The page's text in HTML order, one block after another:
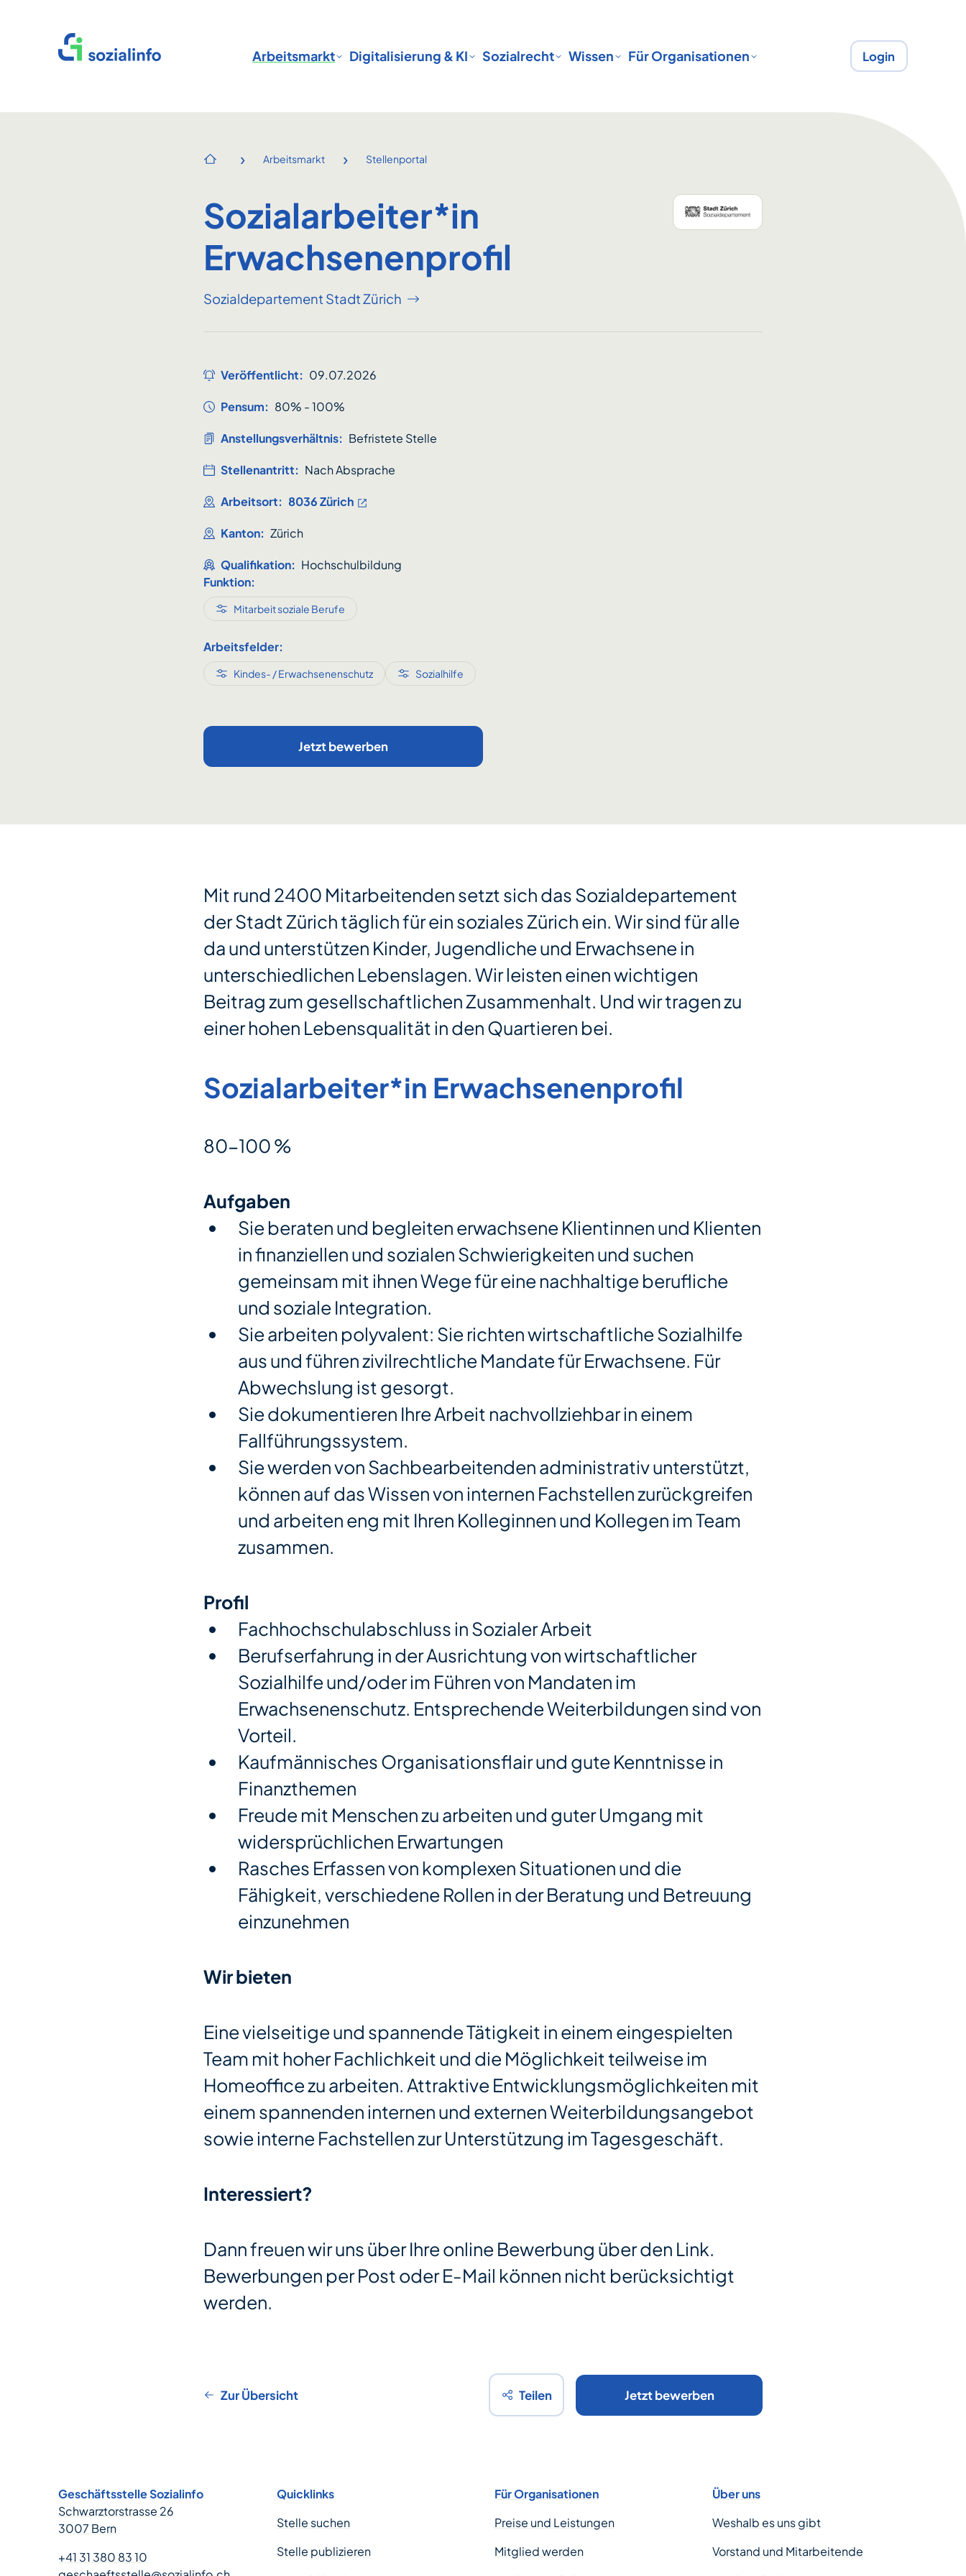
Startseite
Arbeitsmarkt Digitalisierung & KI Sozialrecht Wissen Für Organisationen Login
Startseite
› Arbeitsmarkt › Stellenportal
Sozialarbeiter*in
Erwachsenenprofil
Sozialdepartement Stadt Zürich
Veröffentlicht: 09.07.2026
Pensum: 80% - 100%
Anstellungsverhältnis: Befristete Stelle
Stellenantritt: Nach Absprache
Arbeitsort: 8036 Zürich
Kanton: Zürich
Qualifikation: Hochschulbildung
Funktion:
Mitarbeit soziale Berufe
Arbeitsfelder:
Kindes- / Erwachsenenschutz Sozialhilfe
Jetzt bewerben
Mit rund 2400 Mitarbeitenden setzt sich das Sozialdepartement
der Stadt Zürich täglich für ein soziales Zürich ein. Wir sind für alle
da und unterstützen Kinder, Jugendliche und Erwachsene in
unterschiedlichen Lebenslagen. Wir leisten einen wichtigen
Beitrag zum gesellschaftlichen Zusammenhalt. Und wir tragen zu
einer hohen Lebensqualität in den Quartieren bei.
Sozialarbeiter*in Erwachsenenprofil
80-100 %
Aufgaben
Sie beraten und begleiten erwachsene Klientinnen und Klienten
in finanziellen und sozialen Schwierigkeiten und suchen
gemeinsam mit ihnen Wege für eine nachhaltige berufliche
und soziale Integration.
Sie arbeiten polyvalent: Sie richten wirtschaftliche Sozialhilfe
aus und führen zivilrechtliche Mandate für Erwachsene. Für
Abwechslung ist gesorgt.
Sie dokumentieren Ihre Arbeit nachvollziehbar in einem
Fallführungssystem.
Sie werden von Sachbearbeitenden administrativ unterstützt,
können auf das Wissen von internen Fachstellen zurückgreifen
und arbeiten eng mit Ihren Kolleginnen und Kollegen im Team
zusammen.
Profil
Fachhochschulabschluss in Sozialer Arbeit
Berufserfahrung in der Ausrichtung von wirtschaftlicher
Sozialhilfe und/oder im Führen von Mandaten im
Erwachsenenschutz. Entsprechende Weiterbildungen sind von
Vorteil.
Kaufmännisches Organisationsflair und gute Kenntnisse in
Finanzthemen
Freude mit Menschen zu arbeiten und guter Umgang mit
widersprüchlichen Erwartungen
Rasches Erfassen von komplexen Situationen und die
Fähigkeit, verschiedene Rollen in der Beratung und Betreuung
einzunehmen
Wir bieten
Eine vielseitige und spannende Tätigkeit in einem eingespielten
Team mit hoher Fachlichkeit und die Möglichkeit teilweise im
Homeoffice zu arbeiten. Attraktive Entwicklungsmöglichkeiten mit
einem spannenden internen und externen Weiterbildungsangebot
sowie interne Fachstellen zur Unterstützung im Tagesgeschäft.
Interessiert?
Dann freuen wir uns über Ihre online Bewerbung über den Link.
Bewerbungen per Post oder E-Mail können nicht berücksichtigt
werden.
Zur Übersicht Teilen Jetzt bewerben
Geschäftsstelle Sozialinfo
Schwarztorstrasse 26
3007 Bern
+41 31 380 83 10
Quicklinks
Stelle suchen
Stelle publizieren
Für Organisationen
Preise und Leistungen
Mitglied werden
Über uns
Weshalb es uns gibt
Vorstand und Mitarbeitende